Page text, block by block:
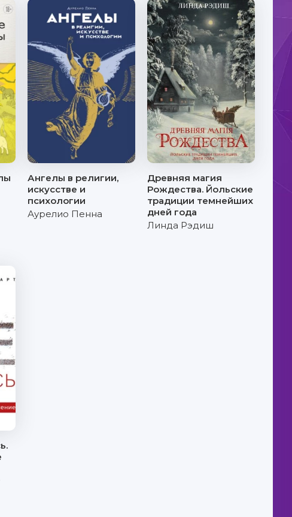
Ангелы в религии,
искусстве и
психологии
Аурелио Пенна
Древняя магия
Рождества. Йольские
традиции темнейших
дней года
Линда Рэдиш